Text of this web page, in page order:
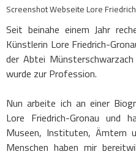
Screenshot Webseite Lore
Seit beinahe einem Jahr
Künstlerin Lore Friedrich-
der Abtei
wurde zur Profession.
Nun arbeite ich an einer
Lore Friedrich-Gronau und
Museen, Instituten, Ämtern
Menschen haben mir